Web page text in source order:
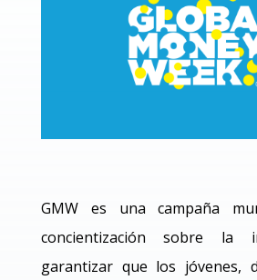
GMW es una campaña
concientización sobre la
garantizar que los jóvenes,